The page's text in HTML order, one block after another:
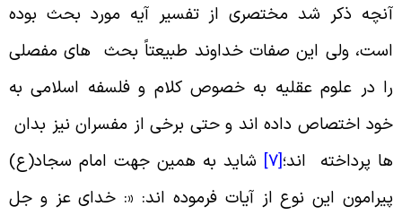
ذکر شد مختصری از تفسیر آیه مورد بحث بوده
ولی این صفات خداوند طبیعتاً بحث های مفصلی
در علوم عقلیه به خصوص کلام و فلسفه اسلامی به
اختصاص داده اند و حتی برخی از مفسران نیز بدان
پرداخته اند؛[7]
شاید به همین جهت امام سجاد(ع)
این نوع از آیات فرموده اند: «: خداى عز و جل